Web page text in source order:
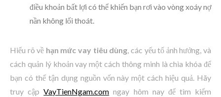
điều khoản bất lợi có thể khiến bạn rơi vào vòng xoáy nợ
nần không lối thoát.
Hiểu rõ về hạn mức vay tiêu dùng, các yếu tố ảnh hưởng, và
cách quản lý khoản vay một cách thông minh là chìa khóa để
bạn có thể tận dụng nguồn vốn này một cách hiệu quả. Hãy
truy cậpVayTienNgam.com ngay hôm nay để tìm kiếm